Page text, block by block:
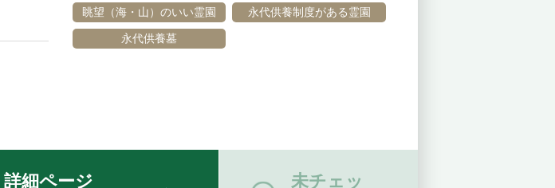
眺望（海・山）のいい霊園 永代供養制度がある霊園
永代供養墓
詳細ページ 未チェッ